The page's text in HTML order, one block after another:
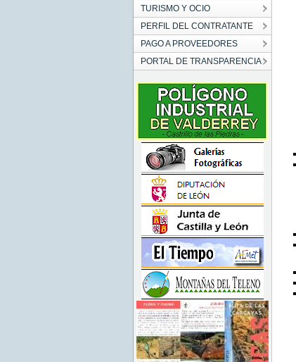
TURISMO Y OCIO
PERFIL DEL CONTRATANTE
PAGO A PROVEEDORES
PORTAL DE TRANSPARENCIA